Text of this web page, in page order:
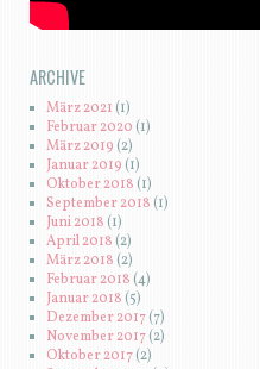
ARCHIVE
März 2021 (1)
Februar 2020 (1)
März 2019 (2)
Januar 2019 (1)
Oktober 2018(1)
September 2018 (1)
Juni 2018 (1)
April 2018(2)
März 2018 (2)
Februar 2018 (4)
Januar 2018 (5)
Dezember 2017(7)
November 2017(2)
Oktober 2017(2)